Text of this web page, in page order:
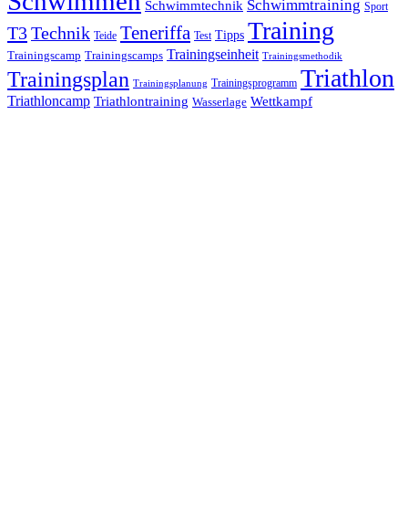
Schwimmtechnik Schwimmtraining Sport
T3Technik Teide Teneriffa Test Tipps Training
Trainingscamp Trainingscamps Trainingseinheit Trainingsmethodik
Trainingsplan Trainingsplanung Trainingsprogramm Triathlon
Triathloncamp Triathlontraining Wasserlage Wettkampf